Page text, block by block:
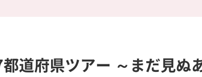
都道府県ツアー ～まだ見